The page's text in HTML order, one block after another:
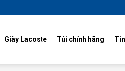
Giày Lacoste Túi chính hãng